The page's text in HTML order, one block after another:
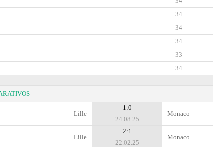
34
34
34
33
34
Lille
1:0
24.08.25
Monaco
Lille
2:1
22.02.25
Monaco